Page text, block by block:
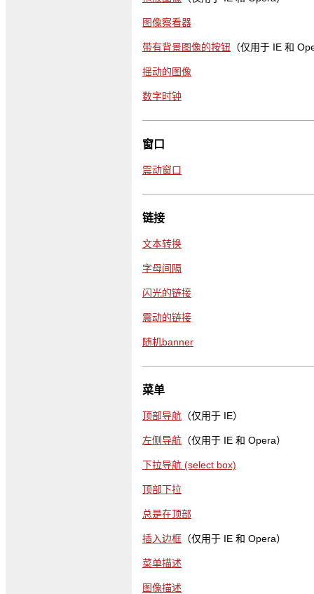
图像察看器
带有背景图像的按钮 （仅用于 IE 和
摇动的图像
数字时钟
窗口
震动窗口
链接
文本转换
字母间隔
闪光的链接
震动的链接
随机banner
菜单
顶部导航 （仅用于 IE）
左侧导航 （仅用于 IE 和 Opera）
下拉导航 (select box)
顶部下拉
总是在顶部
插入边框 （仅用于 IE 和 Opera）
菜单描述
图像描述